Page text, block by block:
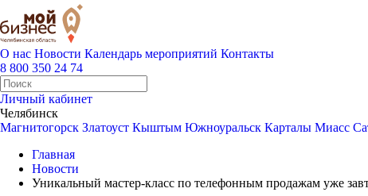
О нас Новости Календарь мероприятий Контакты
8 800 350 24 74
Личный кабинет
Челябинск
Магнитогорск Златоуст Кыштым Южноуральск Карталы Миасс
Главная
Новости
Уникальный мастер-класс по телефонным продажам уже